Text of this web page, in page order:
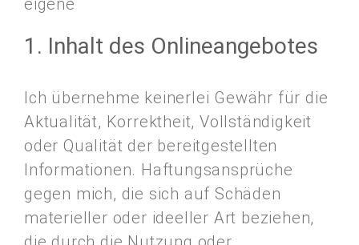
eigene
1. Inhalt des Onlineangebotes
Ich übernehme keinerlei Gewähr für die
Aktualität, Korrektheit, Vollständigkeit
oder Qualität der bereitgestellten
Informationen. Haftungsansprüche
gegen mich, die sich auf Schäden
materieller oder ideeller Art beziehen,